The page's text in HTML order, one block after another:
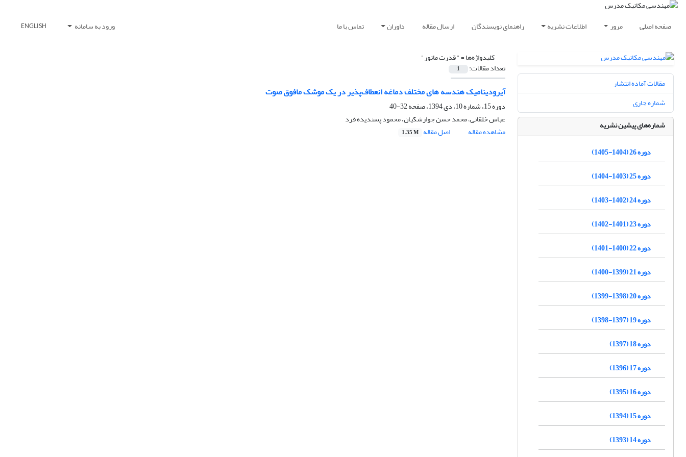
صفحه اصلی مرور اطلاعات نشریه راهنمای نویسندگان ارسال مقاله داوران تماس با ما ورود به سامانه ENGLISH
کلیدواژه‌ها =" قدرت مانور"
تعداد مقالات: 1
آیرودینامیک هندسه های مختلف دماغه انعطاف‌پذیر در یک موشک مافوق صوت
دوره 15، شماره 10، دی 1394، صفحه
32-40
عباس خلقانی، محمد حسن جوارشکیان، محمود پسندیده فرد
مشاهده مقاله
اصل مقاله 1.35 M
مقالات آماده انتشار
شماره جاری
شماره‌های پیشین نشریه
دوره 26 (1404-1405)
دوره 25 (1403-1404)
دوره 24 (1402-1403)
دوره 23 (1401-1402)
دوره 22 (1400-1401)
دوره 21 (1399-1400)
دوره 20 (1398-1399)
دوره 19 (1397-1398)
دوره 18 (1397)
دوره 17 (1396)
دوره 16 (1395)
دوره 15 (1394)
دوره 14 (1393)